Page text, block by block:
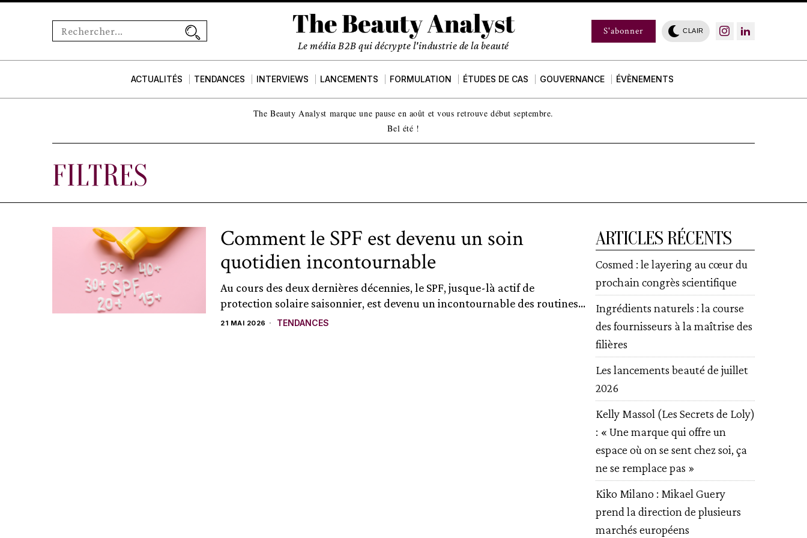
Le média B2B qui décrypte l'industrie de la beauté
S'abonner CLAIR
ACTUALITÉS TENDANCES INTERVIEWS LANCEMENTS FORMULATION ÉTUDES DE CAS GOUVERNANCE ÉVÈNEMENTS
The Beauty Analyst marque une pause en août et vous retrouve début septembre.
Bel été !
FILTRES
Comment le SPF est devenu un soin
quotidien incontournable
Au cours des deux dernières décennies, le SPF, jusque-là actif de
protection solaire saisonnier, est devenu un incontournable des routines...
21 MAI 2026 TENDANCES
ARTICLES RÉCENTS
Cosmed : le layering au cœur du
prochain congrès scientifique
Ingrédients naturels : la course
des fournisseurs à la maîtrise des
filières
Les lancements beauté de juillet
2026
Kelly Massol (Les Secrets de Loly)
: « Une marque qui offre un
espace où on se sent chez soi, ça
ne se remplace pas »
Kiko Milano : Mikael Guery
prend la direction de plusieurs
marchés européens